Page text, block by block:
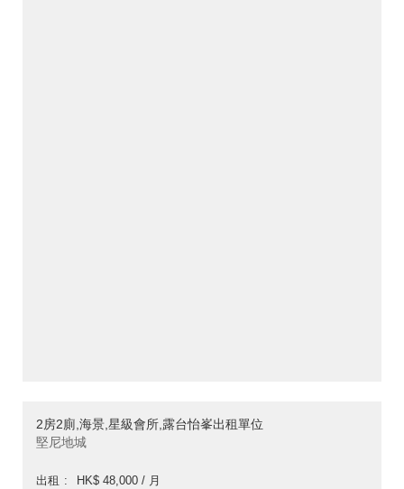
2房2廁,海景,星級會所,露台怡峯出租單位
堅尼地城
出租
HK$ 48,000 / 月